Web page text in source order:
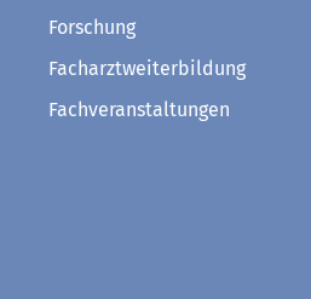
Forschung
Facharztweiterbildung
Fachveranstaltungen